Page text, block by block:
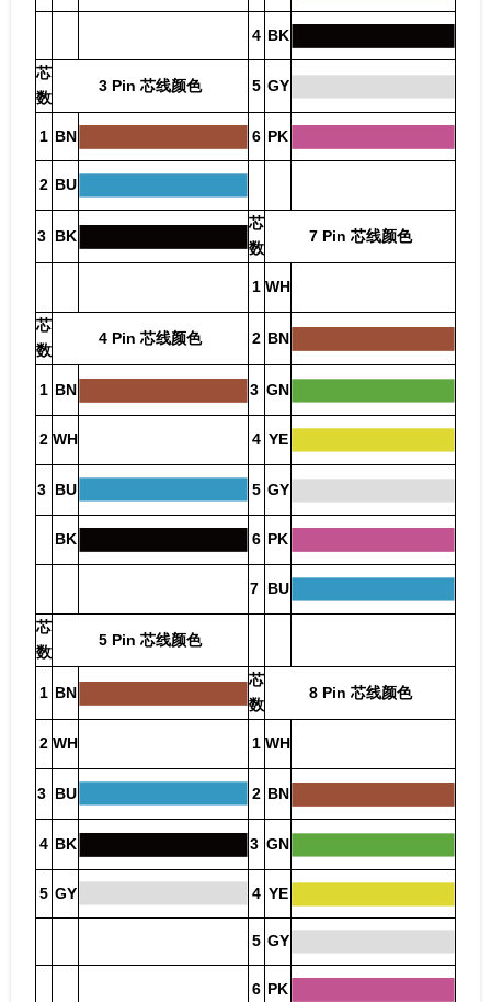
4 BK
芯
数
3 Pin 芯线颜色 5 GY
1 BN 6 PK
2 BU
3 BK
芯
数
7 Pin 芯线颜色
1 WH
芯
数
4 Pin 芯线颜色 2 BN
1 BN 3 GN
2 WH 4 YE
3 BU 5 GY
BK 6 PK
7 BU
芯
数
5 Pin 芯线颜色
1 BN
芯
数
8 Pin 芯线颜色
2 WH 1 WH
3 BU 2 BN
4 BK 3 GN
5 GY 4 YE
5 GY
6 PK